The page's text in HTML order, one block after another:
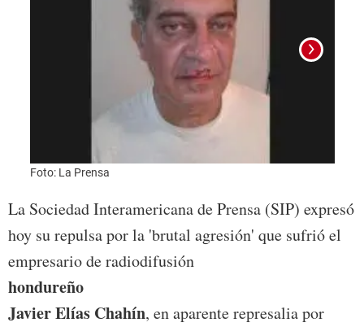
Foto: La Prensa
La Sociedad Interamericana de Prensa (SIP) expresó
hoy su repulsa por la 'brutal agresión' que sufrió el
empresario de radiodifusión
hondureño
Javier Elías Chahín, en aparente represalia por